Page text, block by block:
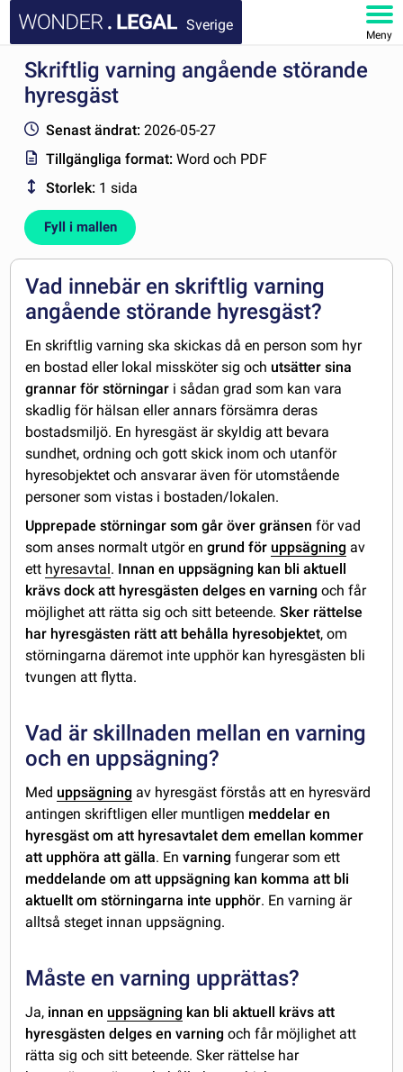
Sverige
Meny
STARTSIDA
FAQ
MITT KONTO
Skriftlig varning angående störande
hyresgäst
Senast ändrat: 2026-05-27
Tillgängliga format:Word och PDF
Storlek: 1 sida
Fyll i mallen
Vad innebär en skriftlig varning
angående störande hyresgäst?
En skriftlig varning ska skickas då en person som hyr
en bostad eller lokal missköter sig och utsätter sina
grannar för störningar i sådan grad som kan vara
skadlig för hälsan eller annars försämra deras
bostadsmiljö. En hyresgäst är skyldig att bevara
sundhet, ordning och gott skick inom och utanför
hyresobjektet och ansvarar även för utomstående
personer som vistas i bostaden/lokalen.
Upprepade störningar som går över gränsen för vad
som anses normalt utgör en grund för uppsägning av
ett hyresavtal . Innan en uppsägning kan bli aktuell
krävs dock att hyresgästen delges en varning och får
möjlighet att rätta sig och sitt beteende.Sker rättelse
har hyresgästen rätt att behålla hyresobjektet, om
störningarna däremot inte upphör kan hyresgästen bli
tvungen att flytta.
Vad är skillnaden mellan en varning
och en uppsägning?
Med uppsägning av hyresgäst förstås att en hyresvärd
antingen skriftligen eller muntligen meddelar en
hyresgäst om att hyresavtalet dem emellan kommer
att upphöra att gälla. Envarning fungerar som ett
meddelande om att uppsägning kan komma att bli
aktuellt om störningarna inte upphör. En varning är
alltså steget innan uppsägning.
Måste en varning upprättas?
Ja, innan en uppsägning kan bli aktuell krävs att
hyresgästen delges en varning och får möjlighet att
rätta sig och sitt beteende. Sker rättelse har